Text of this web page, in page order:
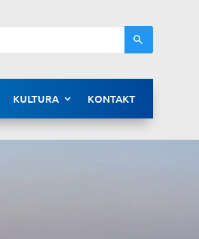
KULTURA KONTAKT